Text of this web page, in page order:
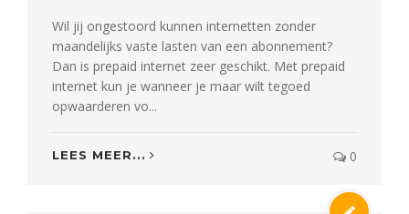
Wil jij ongestoord kunnen internetten zonder
maandelijks vaste lasten van een abonnement?
Dan is prepaid internet zeer geschikt. Met prepaid
internet kun je wanneer je maar wilt tegoed
opwaarderen vo...
LEES MEER... 0